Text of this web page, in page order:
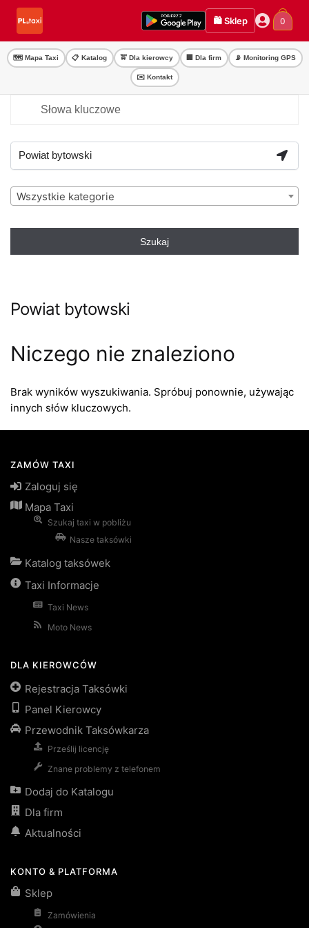
Przejdź
nawigacji
Przejdź
treści
🛍️ Sklep 0
🗺️ Mapa Taxi 📋 Katalog 🚖 Dla kierowcy 🏢 Dla firm 📡 Monitoring GPS
✉️ Kontakt
Wszystkie kategorie
Szukaj
Powiat bytowski
Niczego nie znaleziono
Brak wyników wyszukiwania. Spróbuj ponownie, używając
innych słów kluczowych.
ZAMÓW TAXI
Zaloguj się
Mapa Taxi
Szukaj taxi w pobliżu
Nasze taksówki
Katalog taksówek
Taxi Informacje
Taxi News
Moto News
DLA KIEROWCÓW
Rejestracja Taksówki
Panel Kierowcy
Przewodnik Taksówkarza
Prześlij licencję
Znane problemy z telefonem
Dodaj do Katalogu
Dla firm
Aktualności
KONTO & PLATFORMA
Sklep
Zamówienia